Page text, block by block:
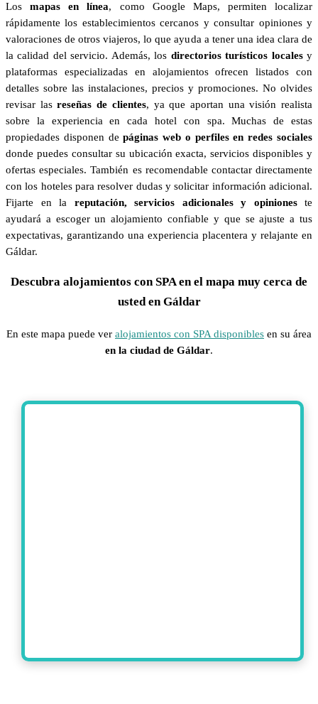
Losmapas en línea, como Google Maps, permiten localizar
rápidamente los establecimientos cercanos y consultar opiniones y
valoraciones de otros viajeros, lo que ayuda a tener una idea clara de
la calidad del servicio. Además, los directorios turísticos localesy
plataformas especializadas en alojamientos ofrecen listados con
detalles sobre las instalaciones, precios y promociones. No olvides
revisar lasreseñas de clientes, ya que aportan una visión realista
sobre la experiencia en cada hotel con spa. Muchas de estas
propiedades disponen depáginas web o perfiles en redes sociales
donde puedes consultar su ubicación exacta, servicios disponibles y
ofertas especiales. También es recomendable contactar directamente
con los hoteles para resolver dudas y solicitar información adicional.
Fijarte en la reputación, servicios adicionales y opinioneste
ayudará a escoger un alojamiento confiable y que se ajuste a tus
expectativas, garantizando una experiencia placentera y relajante en
Gáldar.
Descubra alojamientos con SPA en el mapa muy cerca de
usted en Gáldar
En este mapa puede ver alojamientos con SPA disponibles en su área
en la ciudad de Gáldar.